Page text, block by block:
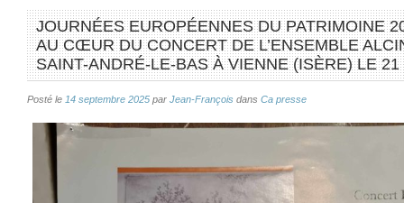
JOURNÉES EUROPÉENNES DU PATRIMOINE
AU CŒUR DU CONCERT DE L’ENSEMBLE
SAINT-ANDRÉ-LE-BAS À VIENNE (ISÈRE) LE
Posté le 14 septembre 2025 par Jean-François dans Ca presse